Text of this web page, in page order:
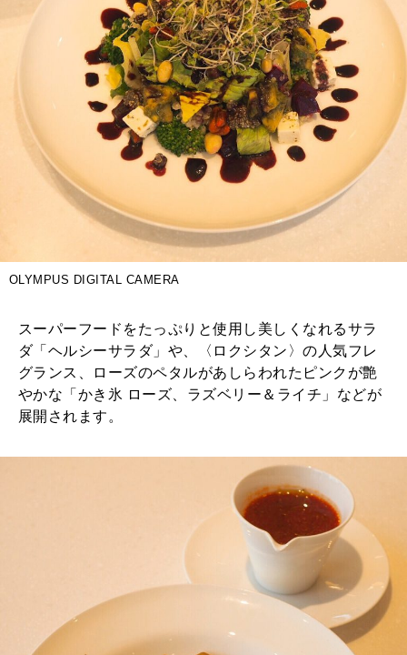
OLYMPUS DIGITAL CAMERA
スーパーフードをたっぷりと使用し美しくなれるサラ
ダ「ヘルシーサラダ」や、〈ロクシタン〉の人気フレ
グランス、ローズのペタルがあしらわれたピンクが艶
やかな「かき氷 ローズ、ラズベリー＆ライチ」などが
展開されます。